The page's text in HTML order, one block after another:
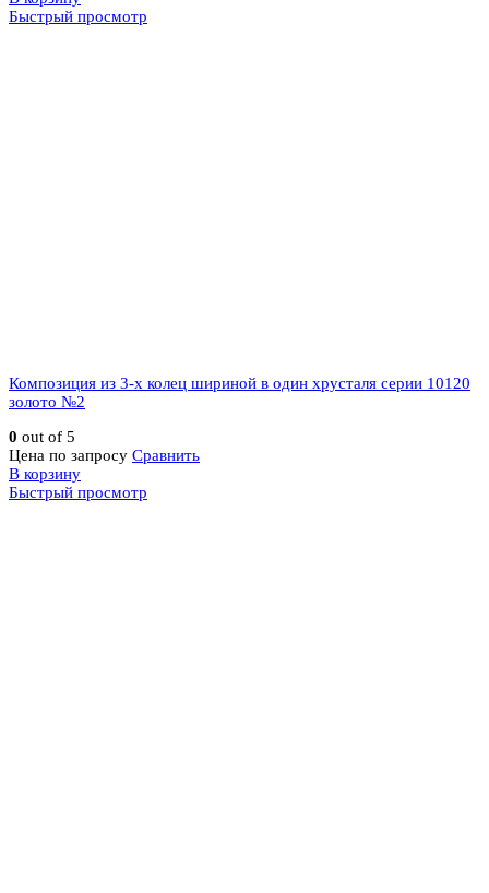
Быстрый просмотр
Композиция из 3-х колец шириной в один хрусталя серии 10120
золото №2
0 out of 5
Цена по запросу Сравнить
В корзину
Быстрый просмотр